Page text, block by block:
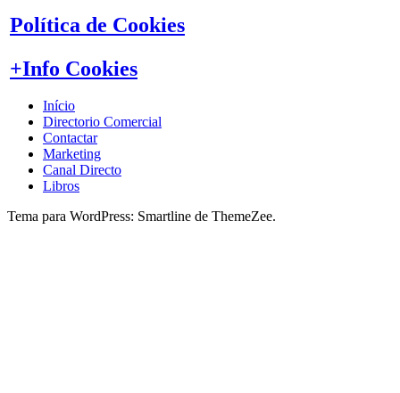
Política de Cookies
+Info Cookies
Início
Directorio Comercial
Contactar
Marketing
Canal Directo
Libros
Tema para WordPress: Smartline de ThemeZee.